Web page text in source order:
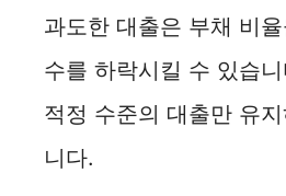
과도한 대출은 부채 비
수를 하락시킬 수 있습
적정 수준의 대출만 유
니다.